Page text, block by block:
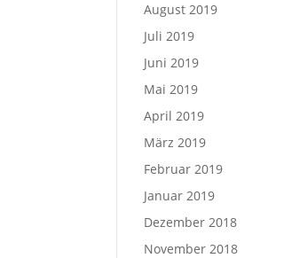
August 2019
Juli 2019
Juni 2019
Mai 2019
April 2019
März 2019
Februar 2019
Januar 2019
Dezember 2018
November 2018